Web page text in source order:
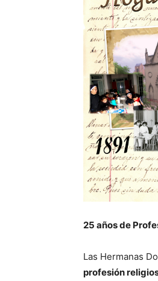
25 años de
Las Hermanas
profesión